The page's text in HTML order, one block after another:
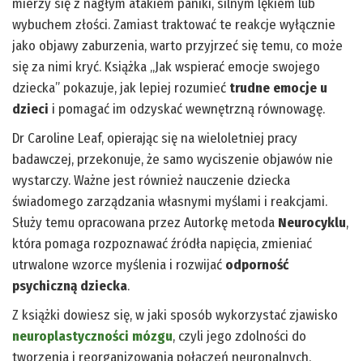
mierzy się z nagłym atakiem paniki, silnym lękiem lub
wybuchem złości. Zamiast traktować te reakcje wyłącznie
jako objawy zaburzenia, warto przyjrzeć się temu, co może
się za nimi kryć. Książka „Jak wspierać emocje swojego
dziecka” pokazuje, jak lepiej rozumieć trudne emocje u
dzieci i pomagać im odzyskać wewnętrzną równowagę.
Dr Caroline Leaf, opierając się na wieloletniej pracy
badawczej, przekonuje, że samo wyciszenie objawów nie
wystarczy. Ważne jest również nauczenie dziecka
świadomego zarządzania własnymi myślami i reakcjami.
Służy temu opracowana przez Autorkę metoda Neurocyklu,
która pomaga rozpoznawać źródła napięcia, zmieniać
utrwalone wzorce myślenia i rozwijać odporność
psychiczną dziecka.
Z książki dowiesz się, w jaki sposób wykorzystać zjawisko
neuroplastyczności mózgu, czyli jego zdolności do